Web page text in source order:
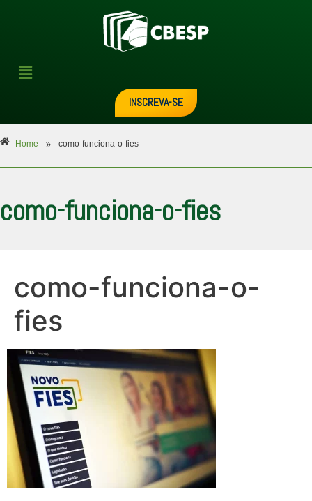
INSCREVA-SE
Home » como-funciona-o-fies
como-funciona-o-fies
como-funciona-o-
fies